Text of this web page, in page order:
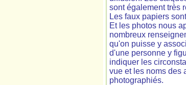
sont également très
Les faux papiers
Et les photos nous
nombreux
qu'on puisse y
d'une personne y
indiquer les
vue et les noms des
photographiés.